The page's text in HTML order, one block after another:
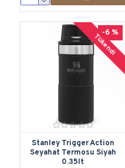
-6 %
Tükendi
Stanley Trigger Action
Seyahat Termosu Siyah
0.35lt